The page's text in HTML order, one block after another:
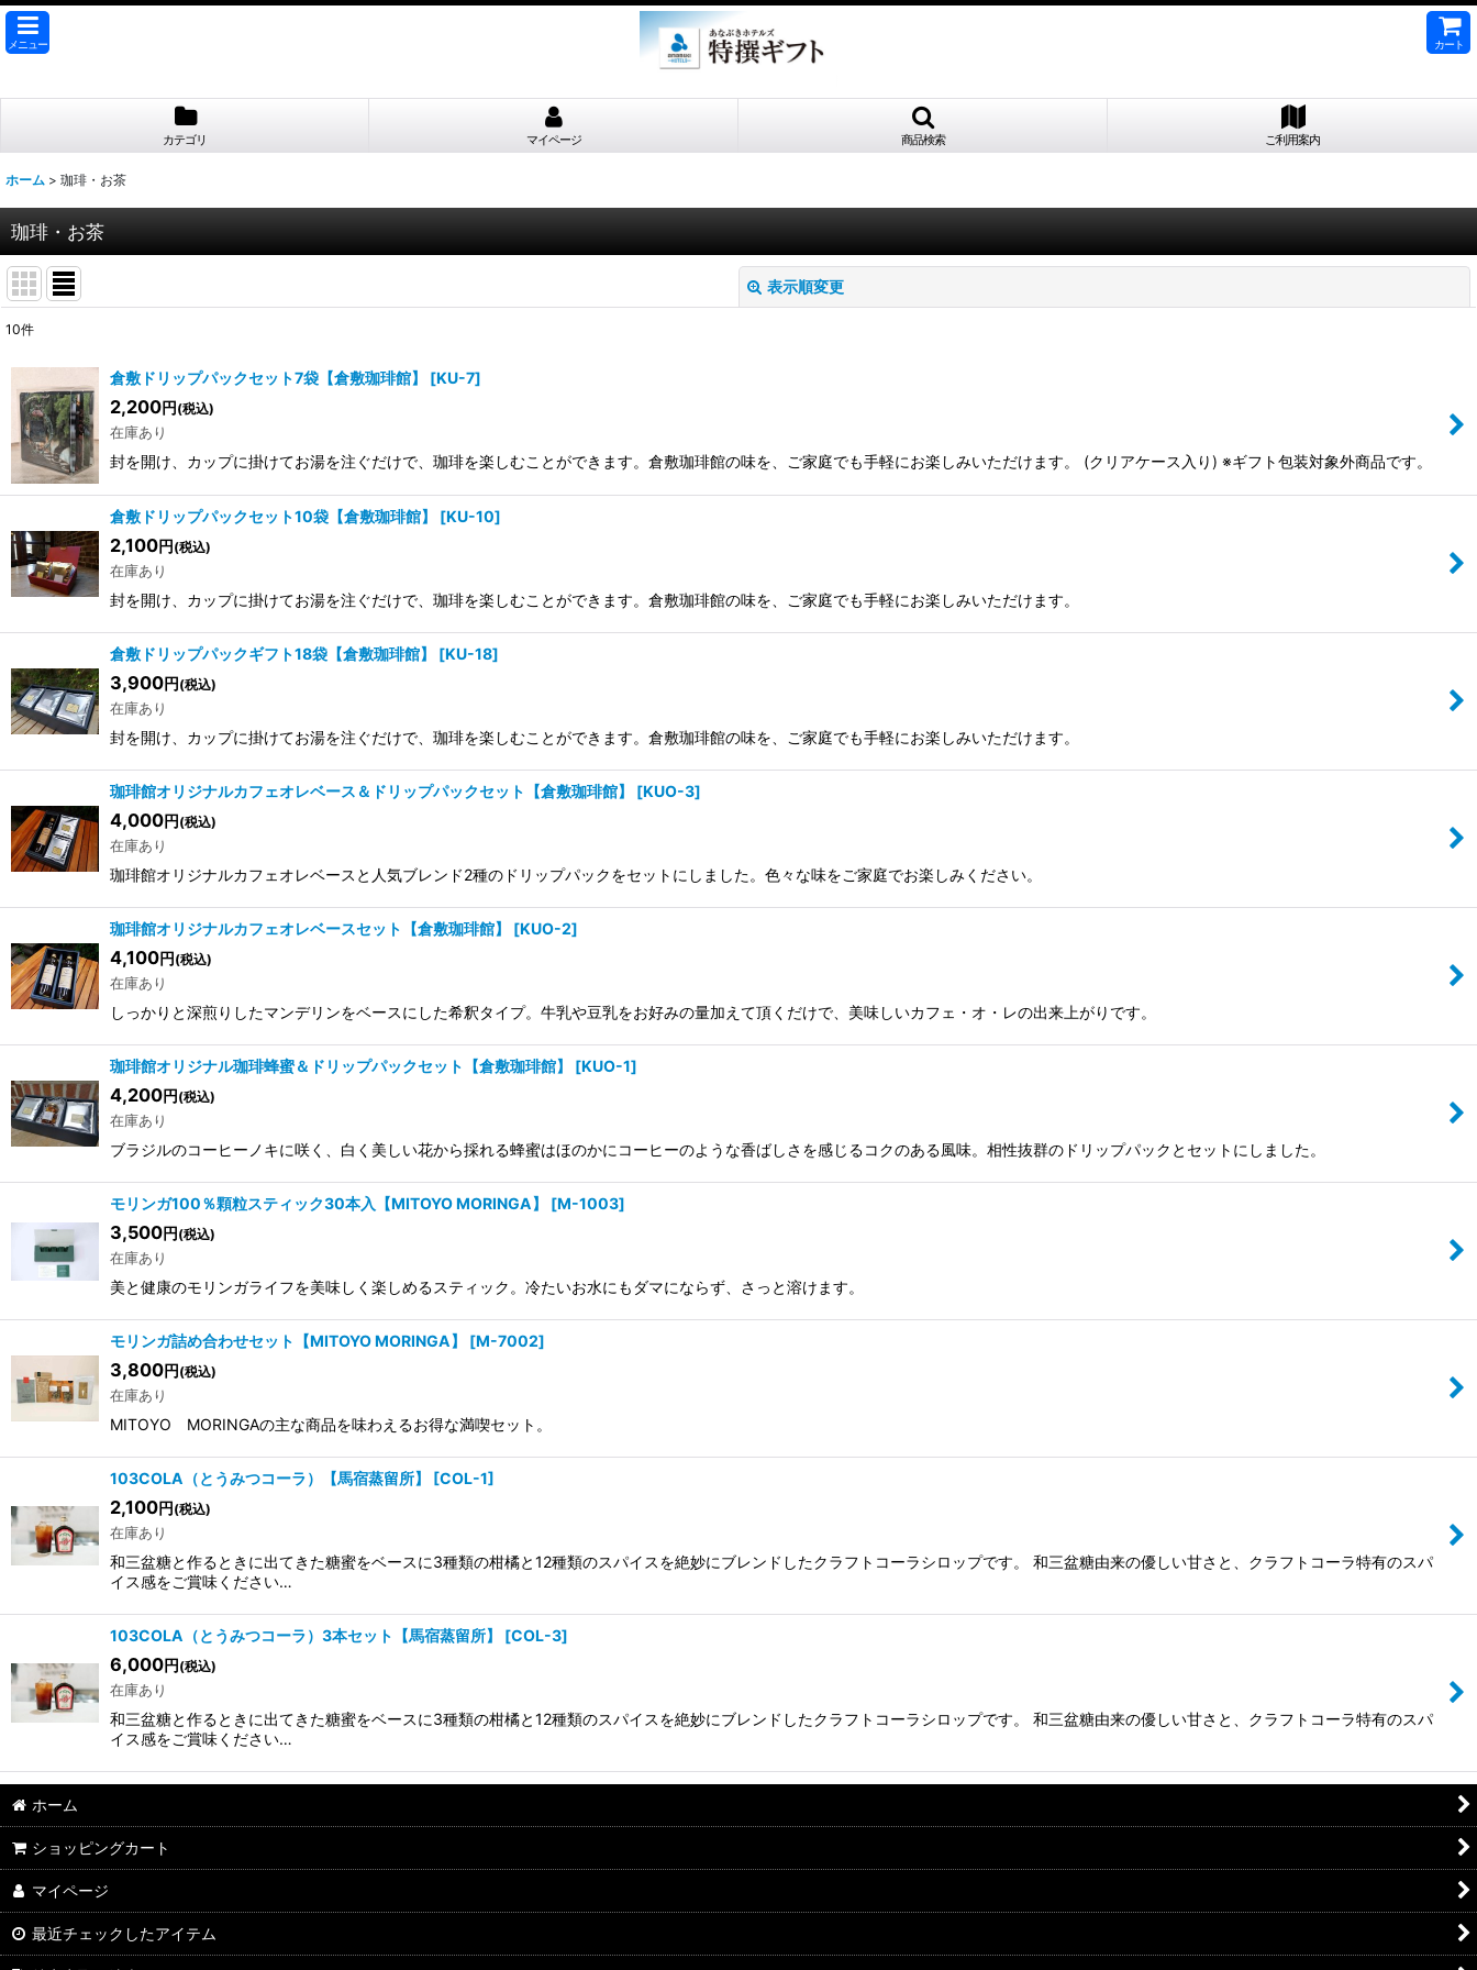
メニュー カート
カテゴリ マイページ 商品検索 ご利用案内
ホーム > 珈琲・お茶
珈琲・お茶
表示順変更
並び順:
絞り込む
10件
倉敷ドリップパックセット7袋【倉敷珈琲館】 [KU-7]
2,200円 (税込)
在庫あり
封を開け、カップに掛けてお湯を注ぐだけで、珈琲を楽しむことができます。倉敷珈琲館の味を、ご家庭でも手軽にお楽しみいただけます。 (クリアケース入り) ※ギフト包装対象外商品です。
倉敷ドリップパックセット10袋【倉敷珈琲館】 [KU-10]
2,100円 (税込)
在庫あり
封を開け、カップに掛けてお湯を注ぐだけで、珈琲を楽しむことができます。倉敷珈琲館の味を、ご家庭でも手軽にお楽しみいただけます。
倉敷ドリップパックギフト18袋【倉敷珈琲館】 [KU-18]
3,900円 (税込)
在庫あり
封を開け、カップに掛けてお湯を注ぐだけで、珈琲を楽しむことができます。倉敷珈琲館の味を、ご家庭でも手軽にお楽しみいただけます。
珈琲館オリジナルカフェオレベース＆ドリップパックセット【倉敷珈琲館】 [KUO-3]
4,000円 (税込)
在庫あり
珈琲館オリジナルカフェオレベースと人気ブレンド2種のドリップパックをセットにしました。色々な味をご家庭でお楽しみください。
珈琲館オリジナルカフェオレベースセット【倉敷珈琲館】 [KUO-2]
4,100円 (税込)
在庫あり
しっかりと深煎りしたマンデリンをベースにした希釈タイプ。牛乳や豆乳をお好みの量加えて頂くだけで、美味しいカフェ・オ・レの出来上がりです。
珈琲館オリジナル珈琲蜂蜜＆ドリップパックセット【倉敷珈琲館】 [KUO-1]
4,200円 (税込)
在庫あり
ブラジルのコーヒーノキに咲く、白く美しい花から採れる蜂蜜はほのかにコーヒーのような香ばしさを感じるコクのある風味。相性抜群のドリップパックとセットにしました。
モリンガ100％顆粒スティック30本入【MITOYO MORINGA】 [M-1003]
3,500円 (税込)
在庫あり
美と健康のモリンガライフを美味しく楽しめるスティック。冷たいお水にもダマにならず、さっと溶けます。
モリンガ詰め合わせセット【MITOYO MORINGA】 [M-7002]
3,800円 (税込)
在庫あり
MITOYO MORINGAの主な商品を味わえるお得な満喫セット。
103COLA（とうみつコーラ）【馬宿蒸留所】 [COL-1]
2,100円 (税込)
在庫あり
和三盆糖と作るときに出てきた糖蜜をベースに3種類の柑橘と12種類のスパイスを絶妙にブレンドしたクラフトコーラシロップです。 和三盆糖由来の優しい甘さと、クラフトコーラ特有のスパ
イス感をご賞味ください…
103COLA（とうみつコーラ）3本セット【馬宿蒸留所】 [COL-3]
6,000円 (税込)
在庫あり
和三盆糖と作るときに出てきた糖蜜をベースに3種類の柑橘と12種類のスパイスを絶妙にブレンドしたクラフトコーラシロップです。 和三盆糖由来の優しい甘さと、クラフトコーラ特有のスパ
イス感をご賞味ください…
ホーム
ショッピングカート
マイページ
最近チェックしたアイテム